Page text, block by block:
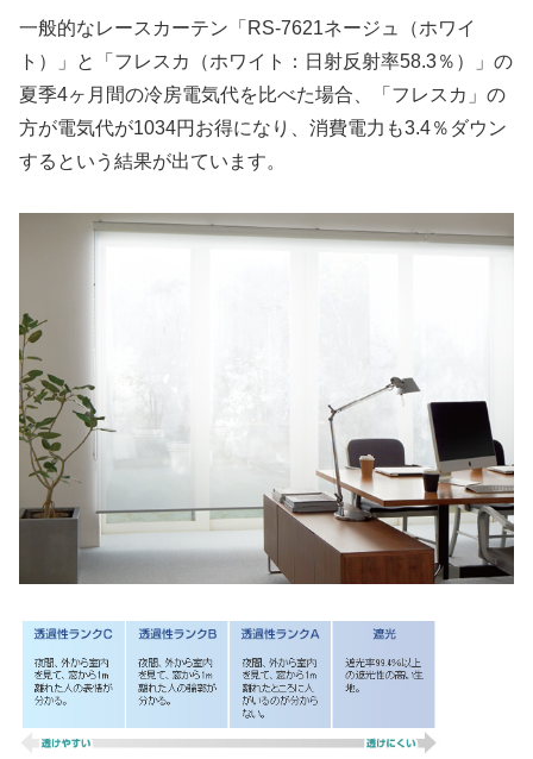
一般的なレースカーテン「RS-7621ネージュ（ホワイ
ト）」と「フレスカ（ホワイト：日射反射率58.3％）」の
夏季4ヶ月間の冷房電気代を比べた場合、「フレスカ」の
方が電気代が1034円お得になり、消費電力も3.4％ダウン
するという結果が出ています。